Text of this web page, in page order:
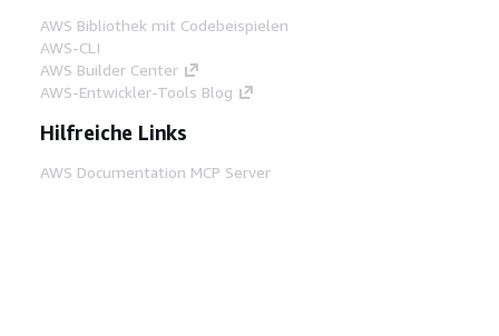
AWS Bibliothek mit Codebeispielen
AWS-CLI
AWS Builder Center
AWS-Entwickler-Tools Blog
Hilfreiche Links
AWS Documentation MCP Server